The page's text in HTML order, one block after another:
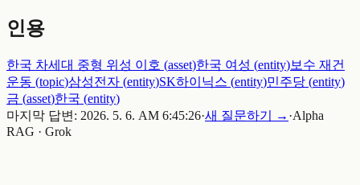
인용
한국 차세대 중형 위성 이호 (asset)한국 여성 (entity)보수 재건
운동 (topic)삼성전자 (entity)SK하이닉스 (entity)민주당 (entity)
금 (asset)한국 (entity)
마지막 답변: 2026. 5. 6. AM 6:45:26·새 질문하기 → ·Alpha
RAG · Grok